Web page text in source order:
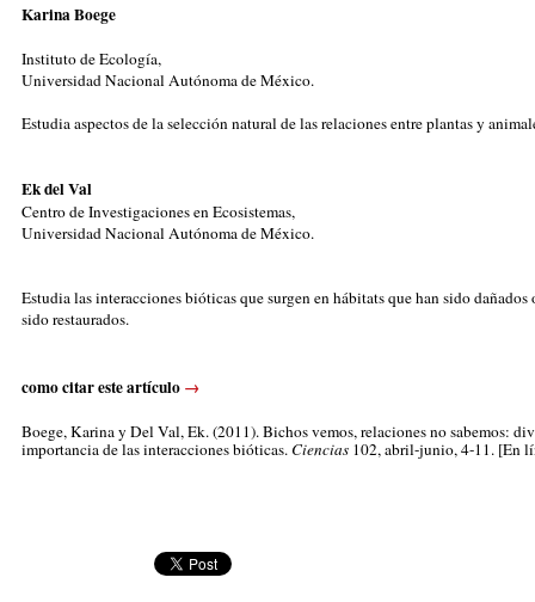
Karina Boege
Instituto de Ecología,
Universidad Nacional Autónoma de México.
Estudia aspectos de la selección natural de las relaciones entre plantas y
Ek del Val
Centro de Investigaciones en Ecosistemas,
Universidad Nacional Autónoma de México.
Estudia las interacciones bióticas que surgen en hábitats que han sido dañados
sido restaurados.
como citar este artículo →
Boege, Karinay Del Val, Ek. (2011). Bichos vemos, relaciones no sabemos:
importancia de las interacciones bióticas. Ciencias 102, abril-junio, 4-11. [En